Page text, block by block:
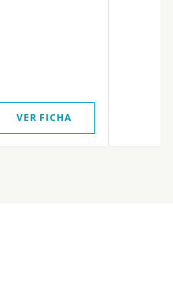
VER FICHA